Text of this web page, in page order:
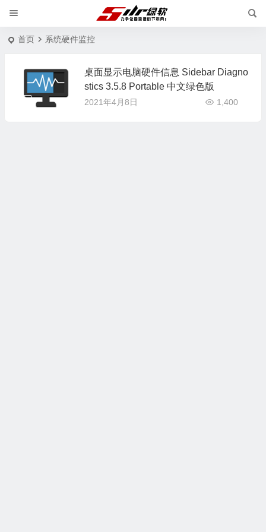
首页 系统硬件监控
桌面显示电脑硬件信息 Sidebar Diagno
stics 3.5.8 Portable 中文绿色版
2021年4月8日 1,400